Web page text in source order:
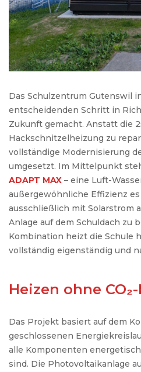
Das Schulzentrum Gutenswil
entscheidenden Schritt in
Zukunft gemacht. Anstatt die
Hackschnitzelheizung zu
vollständige Modernisierung
umgesetzt. Im Mittelpunkt
ADAPT MAX – eine Luft-
außergewöhnliche Effizienz es
ausschließlich mit Solarstrom
Anlage aufdem Schuldach zu
Kombination heizt die Schule
vollständig eigenständig und
Heizen ohne
Das Projekt basiert aufdem
geschlossenen
alle Komponenten energetisch
sind. Die Photovoltaikanlage